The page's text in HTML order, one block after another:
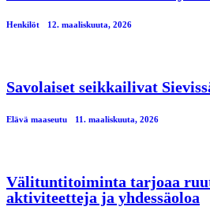
Henkilöt 12. maaliskuuta, 2026
Savolaiset seikkailivat
Elävä maaseutu 11. maaliskuuta, 2026
Välituntitoiminta tarjoaa
aktiviteetteja ja yhdessäoloa